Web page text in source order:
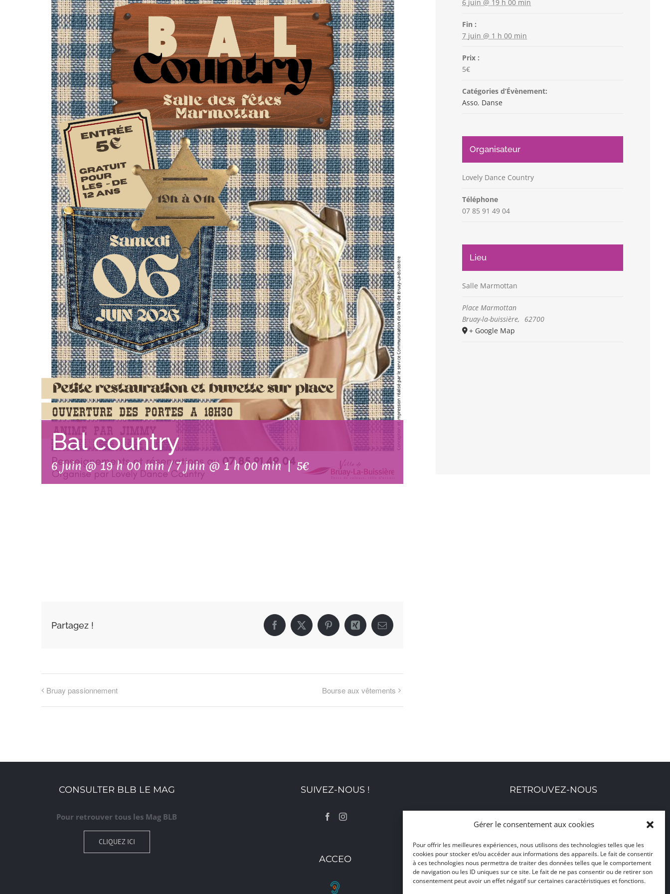
Gérer le consentement aux cookies
Pour offrir les meilleures expériences, nous utilisons des technologies telles que les
cookies pour stocker et/ou accéder aux informations des appareils. Le fait de consentir
à ces technologies nous permettra de traiter des données telles que le comportement
de navigation ou les ID uniques sur ce site. Le fait de ne pas consentir ou de retirer son
consentement peut avoir un effet négatif sur certaines caractéristiques et fonctions.
Bal country
6 juin @ 19 h 00 min/7 juin @ 1 h 00 min | 5€
Partagez ! Facebook
X PinterestXing Email
Bruay passionnement Bourse aux vêtements
6 juin @ 19 h 00 min
Fin :
7 juin @ 1 h 00 min
Prix :
5€
Catégories d’Évènement:
Asso, Danse
Organisateur
Lovely Dance Country
Téléphone
07 85 91 49 04
Lieu
Salle Marmottan
Place Marmottan
Bruay-la-buissière,
62700
+ Google Map
CONSULTER BLB LE MAG
Pour retrouver tous les Mag BLB
CLIQUEZ ICI
SUIVEZ-NOUS !
ACCEO
RETROUVEZ-NOUS
d'ouverture
CLIQUEZ ICI